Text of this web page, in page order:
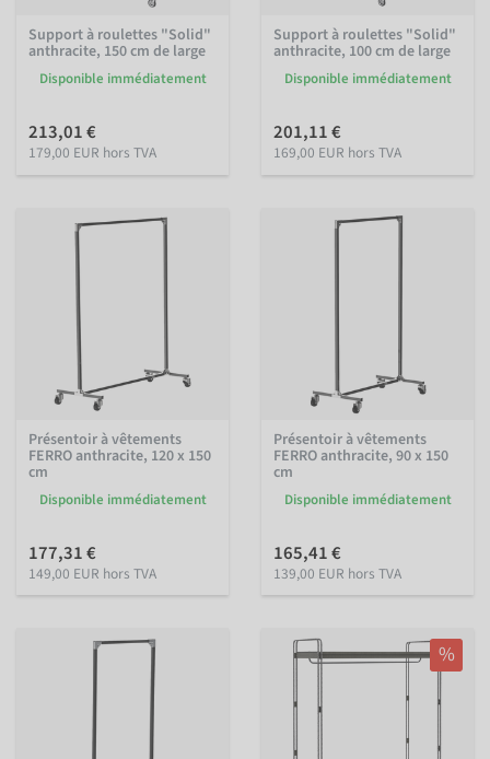
Support à roulettes "Solid"
anthracite, 150 cm de large
Disponible immédiatement
213,01 €
179,00 EUR hors TVA
Support à roulettes "Solid"
anthracite, 100 cm de large
Disponible immédiatement
201,11 €
169,00 EUR hors TVA
Présentoir à vêtements
FERRO anthracite, 120 x 150
cm
Disponible immédiatement
177,31 €
149,00 EUR hors TVA
Présentoir à vêtements
FERRO anthracite, 90 x 150
cm
Disponible immédiatement
165,41 €
139,00 EUR hors TVA
%